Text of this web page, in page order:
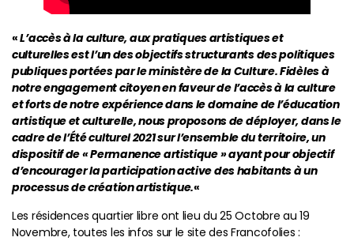
«L’accès à la culture, aux pratiques artistiques et
culturelles est l’un des objectifs structurants des politiques
publiques portées par le ministère de la Culture. Fidèles à
notre engagement citoyen en faveur de l’accès à la culture
et forts de notre expérience dans le domaine de l’éducation
artistique et culturelle, nous proposons de déployer, dans le
cadre de l’Été culturel 2021 sur l’ensemble du territoire, un
dispositif de « Permanence artistique » ayant pour objectif
d’encourager la participation active des habitants à un
processus de création artistique.«
Les résidences quartier libre ont lieu du 25 Octobre au 19
Novembre, toutes les infos sur le site des Francofolies :